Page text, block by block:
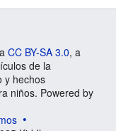
CC BY-SA 3.0, a
de la
y hechos
niños. Powered by